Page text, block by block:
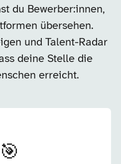
du Bewerber:innen,
übersehen.
und Talent-Radar
deine Stelle die
erreicht.
🎯